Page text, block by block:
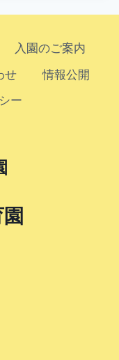
入園のご案内
せ
情報公開
ー